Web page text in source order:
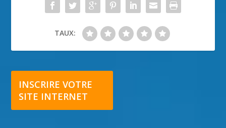
TAUX:
INSCRIRE VOTRE
SITE INTERNET